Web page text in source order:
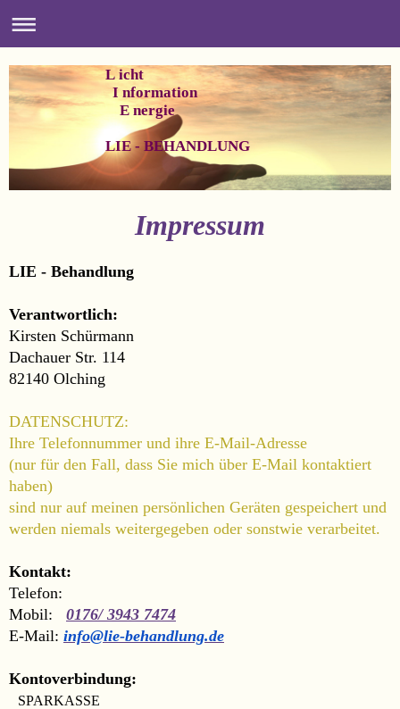
L icht
I nformation
E nergie
LIE - BEHANDLUNG
Impressum
LIE - Behandlung
Verantwortlich:
Kirsten Schürmann
Dachauer Str. 114
82140 Olching
DATENSCHUTZ:
Ihre Telefonnummer und ihre E-Mail-Adresse
(nur für den Fall, dass Sie mich über E-Mail kontaktiert
haben)
sind nur auf meinen persönlichen Geräten gespeichert und
werden niemals weitergegeben oder sonstwie verarbeitet.
Kontakt:
Telefon:
Mobil: 0176/ 3943 7474
E-Mail: info@lie-behandlung.de
Kontoverbindung:
SPARKASSE